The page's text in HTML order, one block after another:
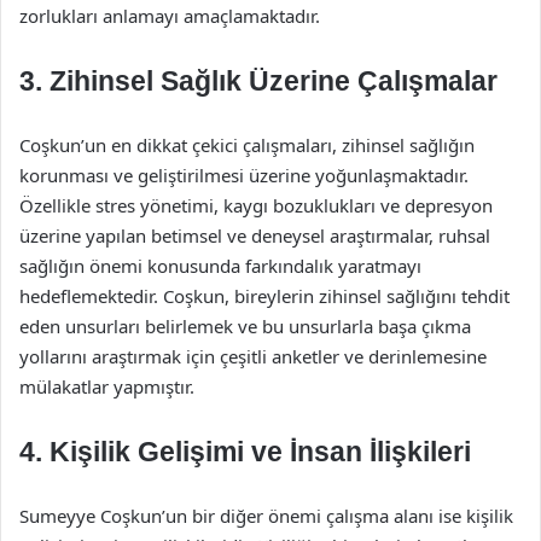
zorlukları anlamayı amaçlamaktadır.
3. Zihinsel Sağlık Üzerine Çalışmalar
Coşkun’un en dikkat çekici çalışmaları, zihinsel sağlığın
korunması ve geliştirilmesi üzerine yoğunlaşmaktadır.
Özellikle stres yönetimi, kaygı bozuklukları ve depresyon
üzerine yapılan betimsel ve deneysel araştırmalar, ruhsal
sağlığın önemi konusunda farkındalık yaratmayı
hedeflemektedir. Coşkun, bireylerin zihinsel sağlığını tehdit
eden unsurları belirlemek ve bu unsurlarla başa çıkma
yollarını araştırmak için çeşitli anketler ve derinlemesine
mülakatlar yapmıştır.
4. Kişilik Gelişimi ve İnsan İlişkileri
Sumeyye Coşkun’un bir diğer önemi çalışma alanı ise kişilik